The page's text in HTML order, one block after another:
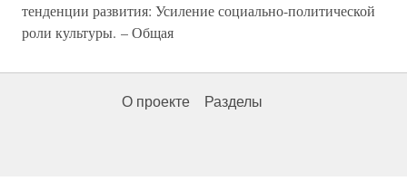
тенденции развития: Усиление социально-политической
роли культуры. – Общая
О проекте Разделы